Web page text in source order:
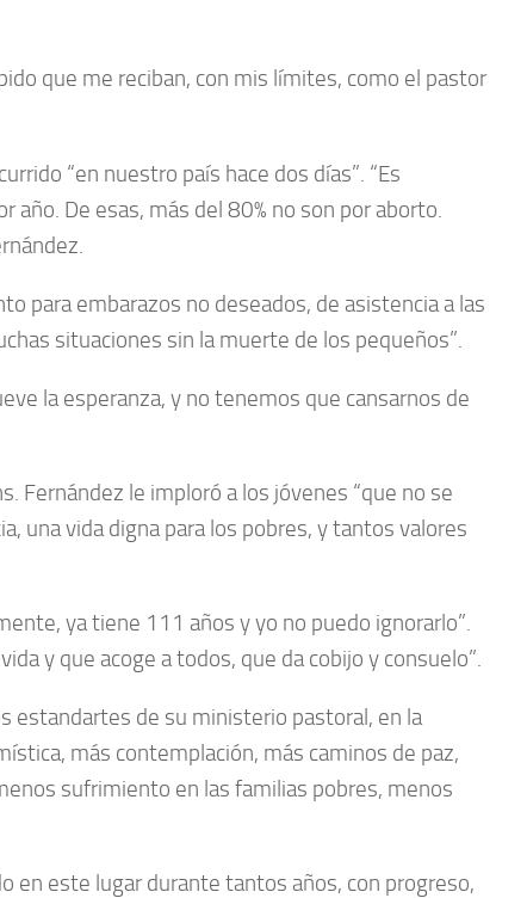
que me reciban, con mis límites, como el pastor
“en nuestro país hace dos días”. “Es
De esas, más del 80% no son por aborto.
para embarazos no deseados, de asistencia a las
situaciones sin la muerte de los pequeños”.
la esperanza, y no tenemos que cansarnos de
Fernández le imploró a los jóvenes “que no se
una vida digna para los pobres, y tantos valores
ya tiene 111 años y yo no puedo ignorarlo”.
y que acoge a todos, que da cobijo y consuelo”.
estandartes de su ministerio pastoral, en la
más contemplación, más caminos de paz,
sufrimiento en las familias pobres, menos
en este lugar durante tantos años, con progreso,